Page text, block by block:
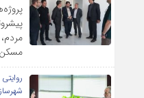
مسکن